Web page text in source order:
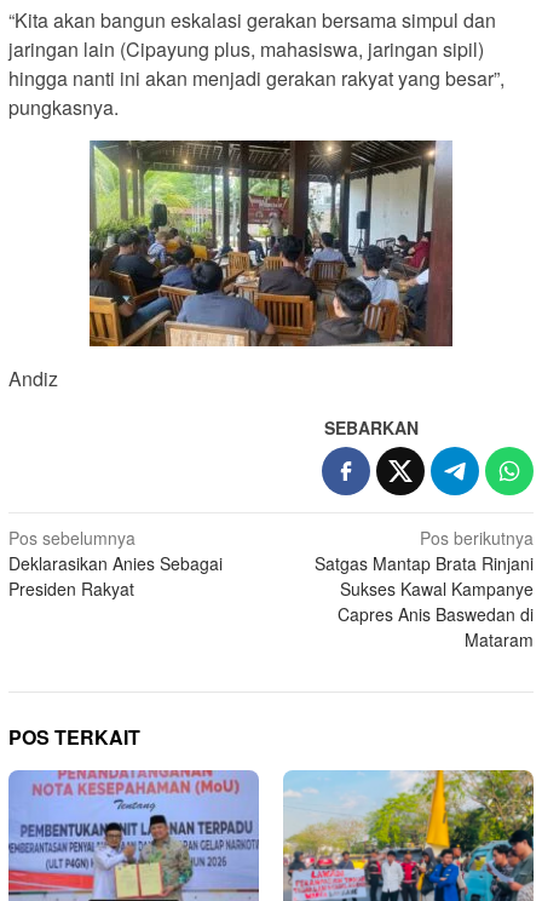
“Kita akan bangun eskalasi gerakan bersama simpul dan
jaringan lain (Cipayung plus, mahasiswa, jaringan sipil)
hingga nanti ini akan menjadi gerakan rakyat yang besar”,
pungkasnya.
Andiz
SEBARKAN
Navigasi
pos
Pos sebelumnya
Deklarasikan Anies Sebagai
Presiden Rakyat
Pos berikutnya
Satgas Mantap Brata Rinjani
Sukses Kawal Kampanye
Capres Anis Baswedan di
Mataram
POS TERKAIT